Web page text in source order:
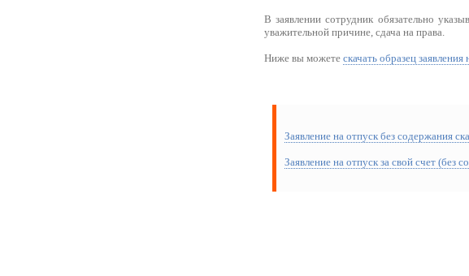
В заявлении сотрудник обязательно
уважительной причине, сдача на права.
Ниже вы можете скачать образец
Заявление на отпуск без содержания
Заявление на отпуск за свой счет (без